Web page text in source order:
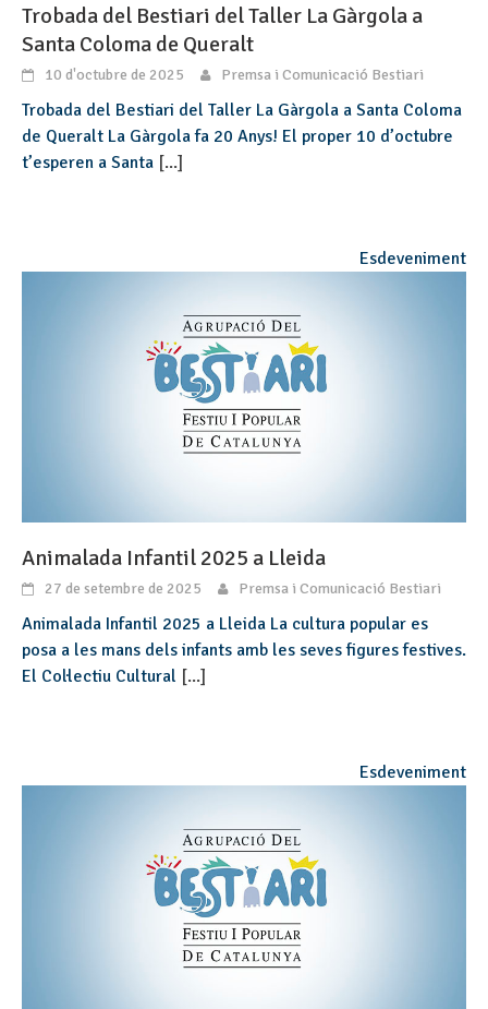
Trobada del Bestiari del Taller La Gàrgola a
Santa Coloma de Queralt
10 d'octubre de 2025 Premsa i Comunicació Bestiari
Trobada del Bestiari del Taller La Gàrgola a Santa Coloma
de Queralt La Gàrgola fa 20 Anys! El proper 10 d’octubre
t’esperen a Santa [...]
Esdeveniment
Animalada Infantil 2025 a Lleida
27 de setembre de 2025 Premsa i Comunicació Bestiari
Animalada Infantil 2025 a Lleida La cultura popular es
posa a les mans dels infants amb les seves figures festives.
El Col·lectiu Cultural [...]
Esdeveniment